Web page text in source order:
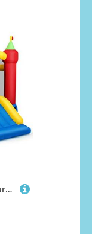
GOPLUS Aufblasbare Hüpfburg, Castle Bouncer mit Rutsche, Sprungplatz, Basketballkorb, Schutznetze, Tragetasche, für Einkaufszentrum, Park & Haus, 382 x 335 x 210 cm (Burg, Mit Gebläse)